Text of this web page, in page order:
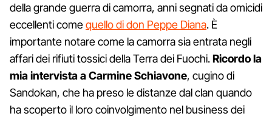
della grande guerra di camorra, anni segnati da omicidi
eccellenti comequello di don Peppe Diana. È
importante notare come la camorra sia entrata negli
affari dei rifiuti tossici della Terra dei Fuochi.Ricordo la
mia intervista a Carmine Schiavone, cugino di
Sandokan, che ha preso le distanze dal clan quando
ha scoperto il loro coinvolgimento nel business dei